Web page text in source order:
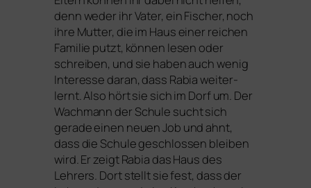
denn weder ihr Vater, ein Fischer, noch
ihre Mutter, die im Haus einer rei­chen
Familie putzt, kön­nen lesen oder
schrei­ben, und sie haben auch wenig
Interesse dar­an, dass Rabia wei­ter­
lernt. Also hört sie sich im Dorf um. Der
Wachmann der Schule sucht sich
gera­de einen neu­en Job und ahnt,
dass die Schule geschlos­sen blei­ben
wird. Er zeigt Rabia das Haus des
Lehrers. Dort stellt sie fest, dass der